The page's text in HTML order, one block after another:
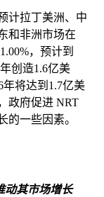
计拉丁美洲、中
和非洲市场在
，预计到
创造1.6亿美
年将达到1.7亿美
政府促进 NRT
的一些因素。
动其市场增长